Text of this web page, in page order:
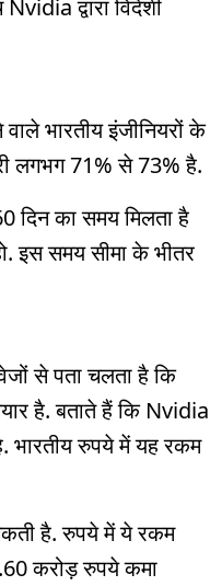
द्वारा विदेशी
भारतीय इंजीनियरों के
लगभग 71% से 73% है.
दिन का समय मिलता है
इस समय सीमा के भीतर
से पता चलता है कि
है. बताते हैं कि Nvidia
भारतीय रुपये में यह रकम
है. रुपये में ये रकम
करोड़ रुपये कमा